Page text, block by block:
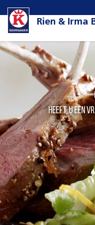
Rien & Irma
Heeft u een